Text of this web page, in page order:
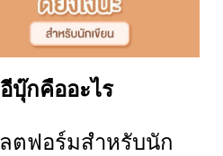
บุ๊กคืออะไร
ตฟอร์มสำหรับนัก